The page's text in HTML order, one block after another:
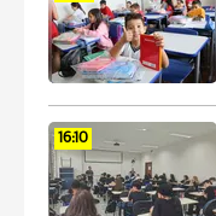
16:10